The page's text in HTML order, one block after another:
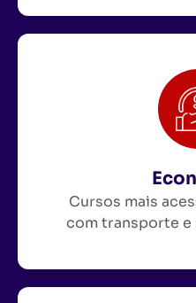
Cursos mais
com transporte e